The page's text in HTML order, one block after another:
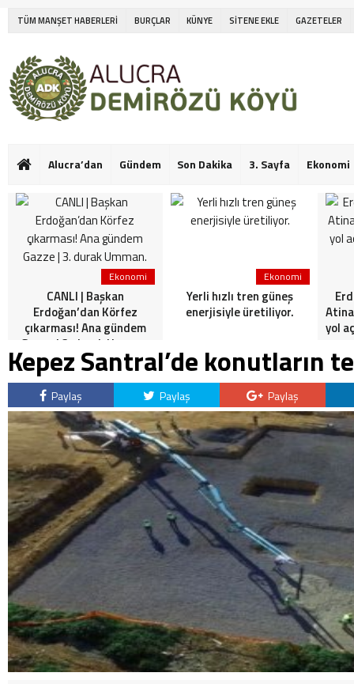
TÜM MANŞET HABERLERİ BURÇLAR KÜNYE SİTENE EKLE GAZETELER
Alucra’dan Gündem Son Dakika 3. Sayfa Ekonomi
Ekonomi
CANLI | Başkan
Erdoğan’dan Körfez
çıkarması! Ana gündem
Gazze | 3. durak Umman.
Ekonomi
Yerli hızlı tren güneş
enerjisiyle üretiliyor.
yol
Kepez Santral’de konutların
Paylaş Paylaş Paylaş